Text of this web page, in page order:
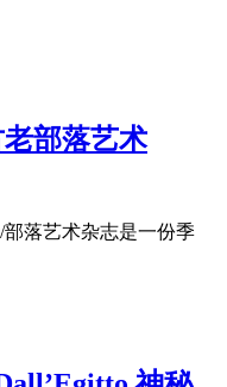
部落艺术
部落艺术杂志是一份季